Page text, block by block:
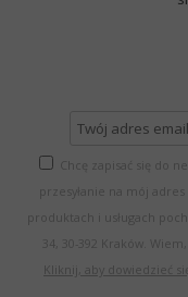
Chcę zapisać się do
przesyłanie na mój
produktach i usługach
34, 30-392 Kraków.
Kliknij, aby dowiedzieć